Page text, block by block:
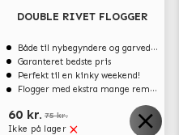
DOUBLE RIVET FLOGGER
Både til nybegyndere og garvede eksperter
Garanteret bedste pris
Perfekt til en kinky weekend!
Flogger med ekstra mange remme
60 kr. 75 kr.
Ikke på lager